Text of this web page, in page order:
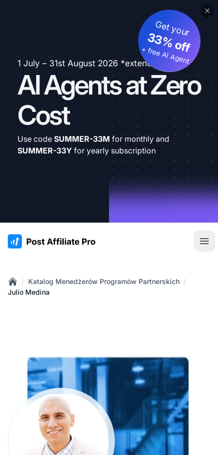
1 July – 31st August 2026 *extended
AI Agents at Zero
Cost
Get your
33% off
+ free AI Agent
Use code SUMMER-33M for monthly and
SUMMER-33Y for yearly subscription
:site.title
Home
/ Katalog Menedżerów Programów Partnerskich /
Julio Medina